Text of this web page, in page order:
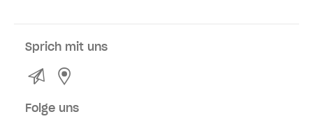
Sprich mit uns
Kontakt
Folge uns